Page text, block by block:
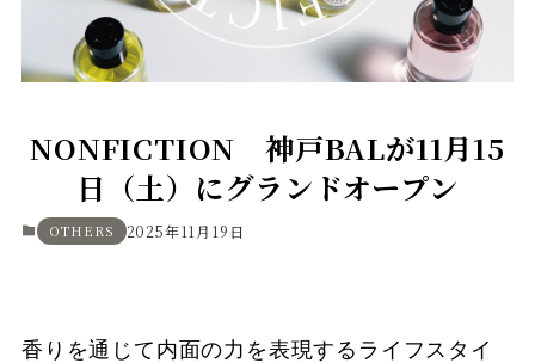
NONFICTION 神戸BALが11月15
日（土）にグランドオープン
OTHERS 2025年11月19日
香りを通じて内面の力を表現するライフスタイ